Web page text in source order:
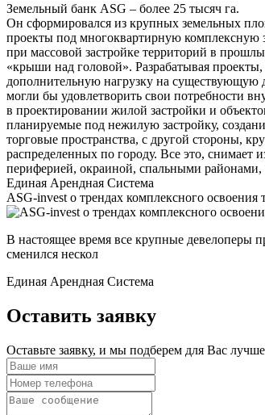
Земельный банк ASG – более 25 тысяч га.
Он сформировался из крупных земельных
проекты под многоквартирную комплексную
при массовой застройке территорий в
«крыши над головой». Разрабатывая
дополнительную нагрузку на
могли бы удовлетворить свои потребности
в проектировании жилой застройки и
планируемые под нежилую застройку,
торговые пространства, с другой стороны,
распределенных по городу. Все это,
периферией, окраиной, спальными
Единая Арендная Система
ASG-invest о трендах комплексного освоения
В настоящее время все крупные девелоперы
сменился нескол
Единая Арендная Система
Оставить заявку
Оставьте заявку, и мы подберем для Вас